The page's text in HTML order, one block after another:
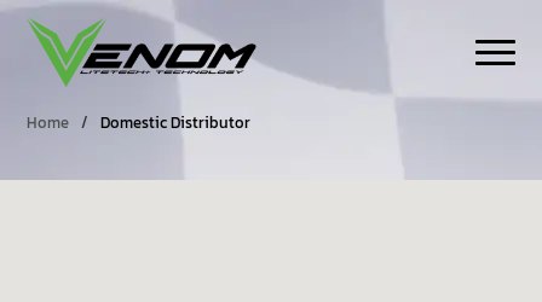
Home / Domestic Distributor